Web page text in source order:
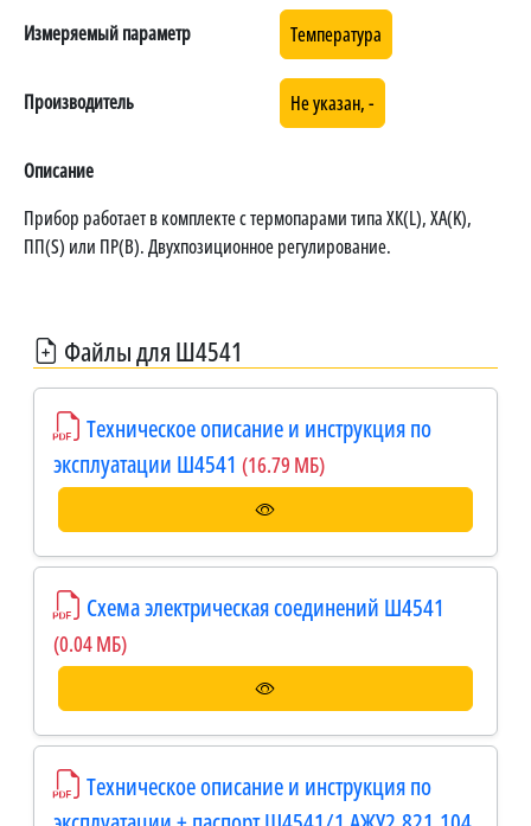
Измеряемый параметр Температура
Производитель Не указан, -
Описание
Прибор работает в комплекте с термопарами типа ХК(L), ХА(K),
ПП(S) или ПР(B). Двухпозиционное регулирование.
Файлы для Ш4541
Техническое описание и инструкция по
эксплуатации Ш4541 (16.79 МБ)
Схема электрическая соединений Ш4541
(0.04 МБ)
Техническое описание и инструкция по